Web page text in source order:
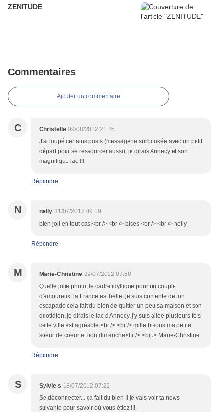
ZENITUDE
Commentaires
Ajouter un commentaire
C Christelle 09/08/2012 21:25
J'ai loupé certains posts (messagerie surbookée avec un petit
départ pour se ressourcer aussi), je dirais Annecy et son
magnifique lac !!!
Répondre
N nelly 31/07/2012 09:19
bien joli en tout cas!<br /> <br /> bises <br /> <br /> nelly
Répondre
M Marie-Christine 29/07/2012 07:58
Quelle jolie photo, le cadre idyllique pour un couple
d'amoureux, la France est belle, je suis contente de ton
escapade cela fait du bien de quitter un peu sa maison et son
quotidien, je dirais le lac d'Annecy, j'y suis allée plusieurs fois
cette ville est agréable.<br /> <br /> mille bisous ma petite
soeur de coeur et bon dimanche<br /> <br /> Marie-Christine
Répondre
S Sylvie s 18/07/2012 07:22
Se déconnecter... ça fait du bien !! je vais voir ta news
suivante pour savoir où vous étiez !!!